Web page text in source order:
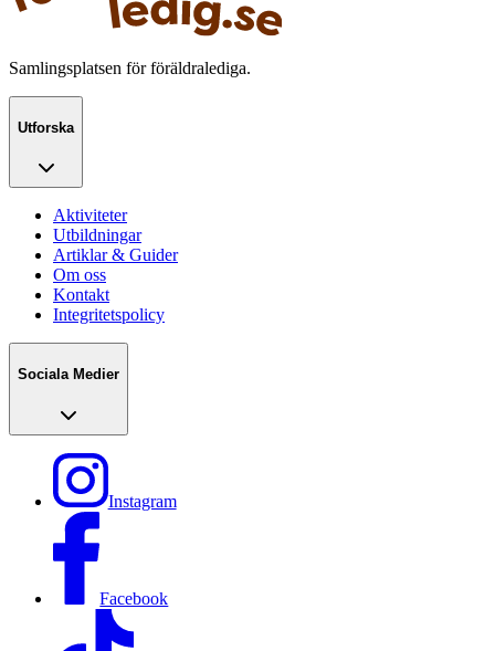
Samlingsplatsen för föräldralediga.
Utforska
Aktiviteter
Utbildningar
Artiklar & Guider
Om oss
Kontakt
Integritetspolicy
Sociala Medier
Instagram
Facebook